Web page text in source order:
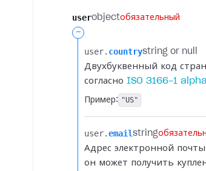
userobjectобязательный
-
user.​ countrystring or null
Двухбуквенный код
согласно ISO 3166-1
Пример: "US"
user.​emailstring
Адрес электронной
он может получить